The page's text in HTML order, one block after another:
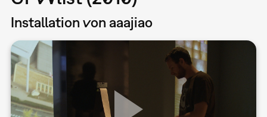
Installation von aaajiao